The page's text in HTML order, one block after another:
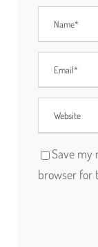
Save my
browser for